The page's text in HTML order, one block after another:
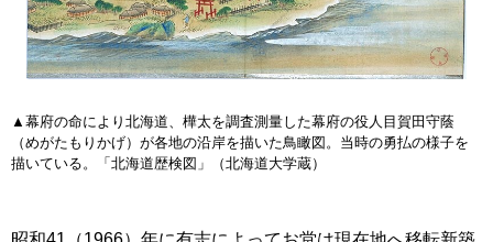
▲幕府の命により北海道、樺太を調査測量した幕府の役人目賀田守蔭
（めがたもりかげ）が各地の沿岸を描いた鳥瞰図。当時の勇払の様子を
描いている。「北海道歴検図」（北海道大学蔵）